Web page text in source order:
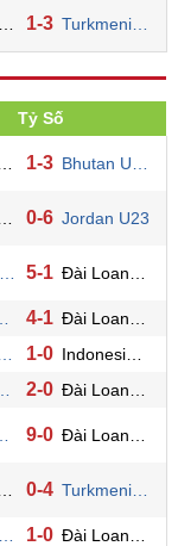
1-3
Tỷ Số
1-3
0-6 Jordan U23
5-1
4-1
1-0
2-0
9-0
0-4
1-0